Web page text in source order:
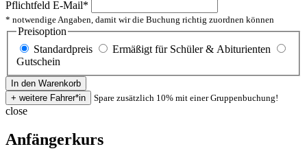
Pflichtfeld E-Mail*
* notwendige Angaben, damit wir die Buchung richtig zuordnen können
Preisoption
Standardpreis
Ermäßigt für Schüler & Abiturienten
Gutschein
Spare zusätzlich 10% mit einer Gruppenbuchung!
close
Anfängerkurs